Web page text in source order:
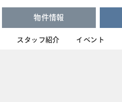
物件情報
スタッフ紹介 イベント